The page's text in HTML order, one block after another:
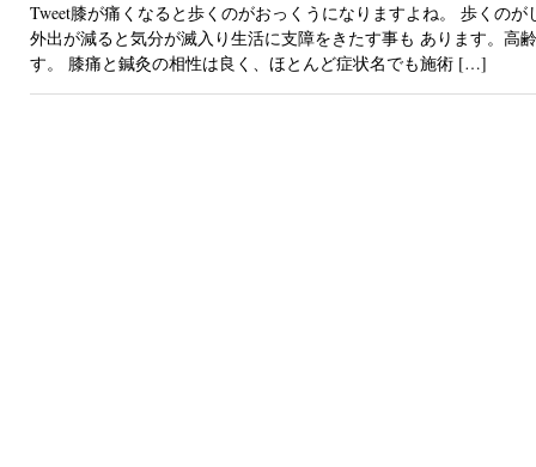
Tweet膝が痛くなると歩くのがおっくうになりますよね。 歩くのが
外出が減ると気分が滅入り生活に支障をきたす事も あります。高
す。 膝痛と鍼灸の相性は良く、ほとんど症状名でも施術 […]